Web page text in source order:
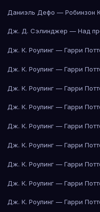
Даниэль Дефо — Робинзон
Дж. Д. Сэлинджер — Над
Дж. К. Роулинг — Гарри
Дж. К. Роулинг — Гарри
Дж. К. Роулинг — Гарри
Дж. К. Роулинг — Гарри
Дж. К. Роулинг — Гарри
Дж. К. Роулинг — Гарри
Дж. К. Роулинг — Гарри
Дж. К. Роулинг — Гарри
Дж. К. Роулинг — Гарри